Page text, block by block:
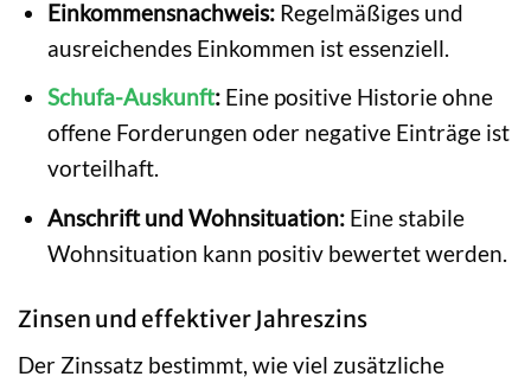
Einkommensnachweis:Regelmäßiges und
ausreichendes Einkommen ist essenziell.
Schufa-Auskunft:Eine positive Historie ohne
offene Forderungen oder negative Einträge ist
vorteilhaft.
Anschrift und Wohnsituation:Eine stabile
Wohnsituation kann positiv bewertet werden.
Zinsen und effektiver Jahreszins
Der Zinssatz bestimmt, wie viel zusätzliche